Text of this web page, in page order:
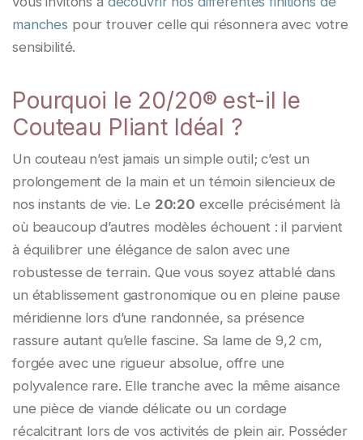
manches pour trouver celle qui résonnera avec votre
sensibilité.
Pourquoi le 20/20® est-il le
Couteau Pliant Idéal ?
Un couteau n’est jamais un simple outil; c’est un
prolongement de la main et un témoin silencieux de
nos instants de vie. Le 20:20 excelle précisément là
où beaucoup d’autres modèles échouent : il parvient
à équilibrer une élégance de salon avec une
robustesse de terrain. Que vous soyez attablé dans
un établissement gastronomique ou en pleine pause
méridienne lors d’une randonnée, sa présence
rassure autant qu’elle fascine. Sa lame de 9,2 cm,
forgée avec une rigueur absolue, offre une
polyvalence rare. Elle tranche avec la même aisance
une pièce de viande délicate ou un cordage
récalcitrant lors de vos activités de plein air. Posséder